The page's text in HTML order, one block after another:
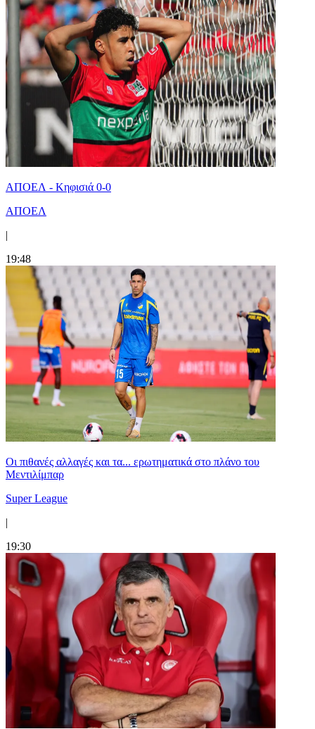
ΑΠΟΕΛ - Κηφισιά 0-0
ΑΠΟΕΛ
|
19:48
Οι πιθανές αλλαγές και τα... ερωτηματικά στο πλάνο του
Μεντιλίμπαρ
Super League
|
19:30